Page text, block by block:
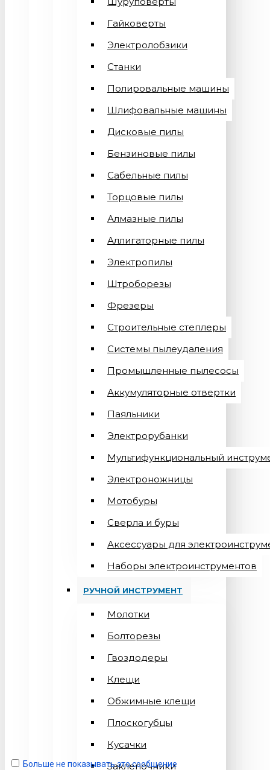
Гайковерты
Электролобзики
Станки
Полировальные машины
Шлифовальные машины
Дисковые пилы
Бензиновые пилы
Сабельные пилы
Торцовые пилы
Алмазные пилы
Аллигаторные пилы
Электропилы
Штроборезы
Фрезеры
Строительные степлеры
Системы пылеудаления
Промышленные пылесосы
Аккумуляторные отвертки
Паяльники
Электрорубанки
Мультифункциональный
Электроножницы
Мотобуры
Сверла и буры
Аксессуары для
Наборы электроинструментов
РУЧНОЙ ИНСТРУМЕНТ
Молотки
Болторезы
Гвоздодеры
Клещи
Обжимные клещи
Плоскогубцы
Кусачки
Заклепочники
Больше не показывать это сообщение